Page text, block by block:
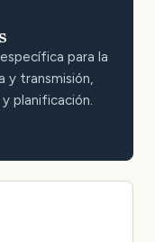
para la
y transmisión,
planificación.